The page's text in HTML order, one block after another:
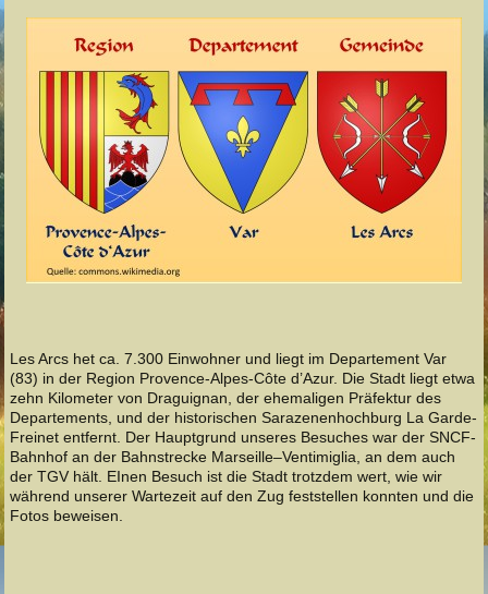
Les Arcs het ca. 7.300 Einwohner und liegt im Departement Var
(83) in der Region Provence-Alpes-Côte d’Azur. Die Stadt liegt etwa
zehn Kilometer von Draguignan, der ehemaligen Präfektur des
Departements, und der historischen Sarazenenhochburg La Garde-
Freinet entfernt. Der Hauptgrund unseres Besuches war der SNCF-
Bahnhof an der Bahnstrecke Marseille–Ventimiglia, an dem auch
der TGV hält. EInen Besuch ist die Stadt trotzdem wert, wie wir
während unserer Wartezeit auf den Zug feststellen konnten und die
Fotos beweisen.